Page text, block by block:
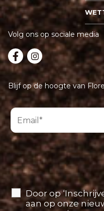
Volg ons op sociale media
Blijf op de hoogte van
Door op
aan op onze